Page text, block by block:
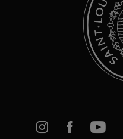
Instagram
Facebook